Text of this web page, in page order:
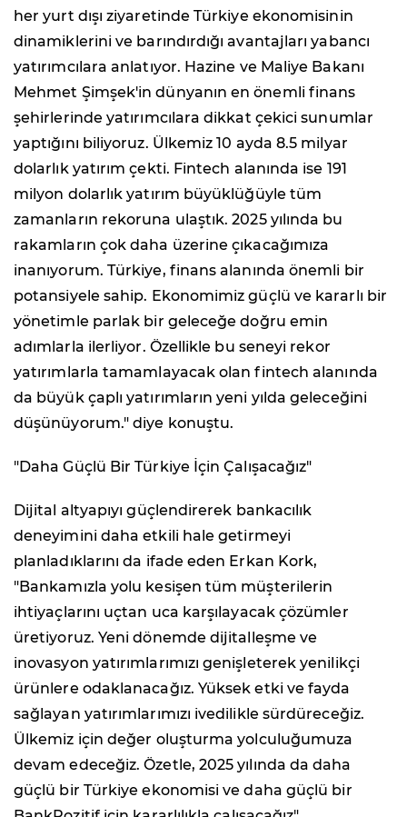
her yurt dışı ziyaretinde Türkiye ekonomisinin
dinamiklerini ve barındırdığı avantajları yabancı
yatırımcılara anlatıyor. Hazine ve Maliye Bakanı
Mehmet Şimşek'in dünyanın en önemli finans
şehirlerinde yatırımcılara dikkat çekici sunumlar
yaptığını biliyoruz. Ülkemiz 10 ayda 8.5 milyar
dolarlık yatırım çekti. Fintech alanında ise 191
milyon dolarlık yatırım büyüklüğüyle tüm
zamanların rekoruna ulaştık. 2025 yılında bu
rakamların çok daha üzerine çıkacağımıza
inanıyorum. Türkiye, finans alanında önemli bir
potansiyele sahip. Ekonomimiz güçlü ve kararlı bir
yönetimle parlak bir geleceğe doğru emin
adımlarla ilerliyor. Özellikle bu seneyi rekor
yatırımlarla tamamlayacak olan fintech alanında
da büyük çaplı yatırımların yeni yılda geleceğini
düşünüyorum." diye konuştu.
"Daha Güçlü Bir Türkiye İçin Çalışacağız"
Dijital altyapıyı güçlendirerek bankacılık
deneyimini daha etkili hale getirmeyi
planladıklarını da ifade eden Erkan Kork,
"Bankamızla yolu kesişen tüm müşterilerin
ihtiyaçlarını uçtan uca karşılayacak çözümler
üretiyoruz. Yeni dönemde dijitalleşme ve
inovasyon yatırımlarımızı genişleterek yenilikçi
ürünlere odaklanacağız. Yüksek etki ve fayda
sağlayan yatırımlarımızı ivedilikle sürdüreceğiz.
Ülkemiz için değer oluşturma yolculuğumuza
devam edeceğiz. Özetle, 2025 yılında da daha
güçlü bir Türkiye ekonomisi ve daha güçlü bir